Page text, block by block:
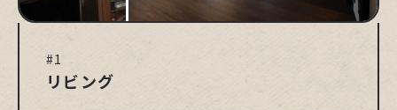
#1
リビング